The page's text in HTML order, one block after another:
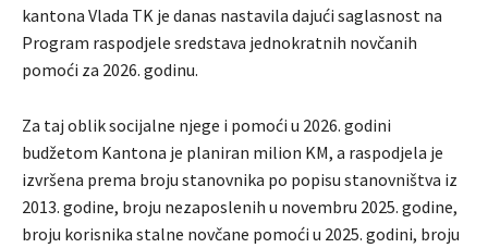
kantona Vlada TK je danas nastavila dajući saglasnost na
Program raspodjele sredstava jednokratnih novčanih
pomoći za 2026. godinu.
Za taj oblik socijalne njege i pomoći u 2026. godini
budžetom Kantona je planiran milion KM, a raspodjela je
izvršena prema broju stanovnika po popisu stanovništva iz
2013. godine, broju nezaposlenih u novembru 2025. godine,
broju korisnika stalne novčane pomoći u 2025. godini, broju